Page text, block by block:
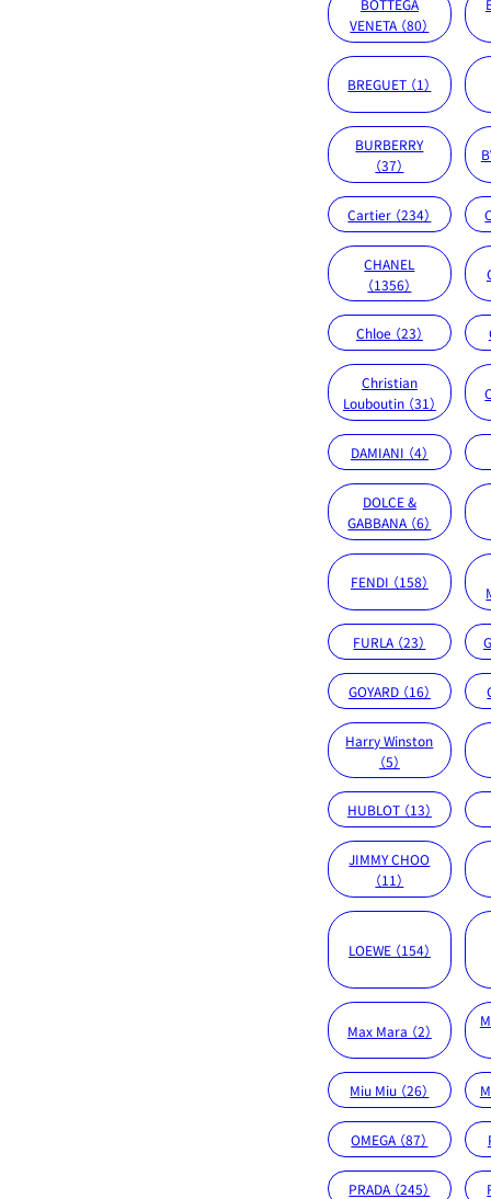
BOTTEGA
VENETA （80）
BREGUET （1）
BURBERRY
（37）
Cartier （234）
CHANEL
（1356）
Chloe （23）
Christian
Louboutin （31）
DAMIANI （4）
DOLCE &
GABBANA （6）
FENDI （158）
FURLA （23）
GOYARD （16）
Harry Winston
（5）
HUBLOT （13）
JIMMY CHOO
（11）
LOEWE （154）
Max Mara （2）
Miu Miu （26）
OMEGA （87）
PRADA （245）